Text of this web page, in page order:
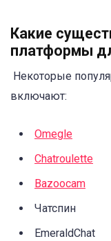
Какие
платформы
Некоторые
включают:
Omegle
Chatroulette
Bazoocam
Чатспин
EmeraldChat